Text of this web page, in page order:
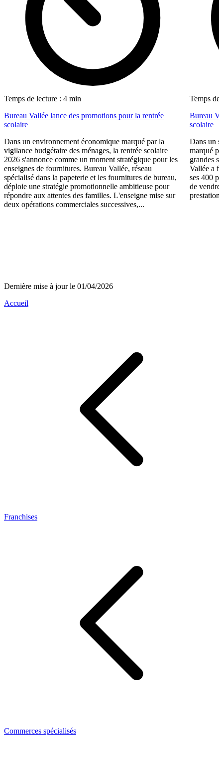
Temps de lecture : 4 min
Bureau Vallée lance des promotions pour la rentrée
scolaire
Dans un environnement économique marqué par la
vigilance budgétaire des ménages, la rentrée scolaire
2026 s'annonce comme un moment stratégique pour les
enseignes de fournitures. Bureau Vallée, réseau
spécialisé dans la papeterie et les fournitures de bureau,
déploie une stratégie promotionnelle ambitieuse pour
répondre aux attentes des familles. L'enseigne mise sur
deux opérations commerciales successives,...
Temps de
Bureau
scolaire
Dans un
marqué
grandes
Vallée a
ses 400
de vendre
Dernière mise à jour le 01/04/2026
Accueil
Franchises
Commerces spécialisés